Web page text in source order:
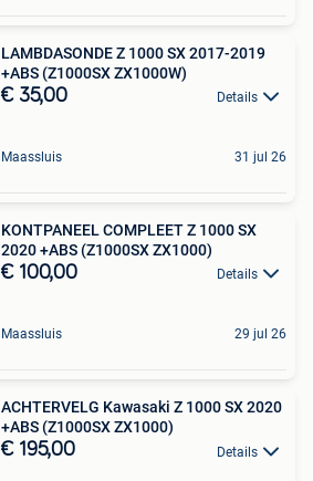
LAMBDASONDE Z 1000 SX 2017-2019
+ABS (Z1000SX ZX1000W)
€ 35,00 Details
Maassluis 31 jul 26
KONTPANEEL COMPLEET Z 1000 SX
2020 +ABS (Z1000SX ZX1000)
€ 100,00 Details
Maassluis 29 jul 26
ACHTERVELG Kawasaki Z 1000 SX 2020
+ABS (Z1000SX ZX1000)
€ 195,00 Details